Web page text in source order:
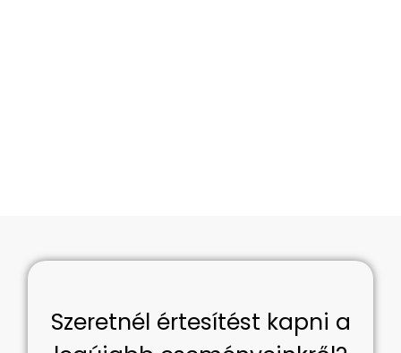
Szeretnél értesítést kapni a